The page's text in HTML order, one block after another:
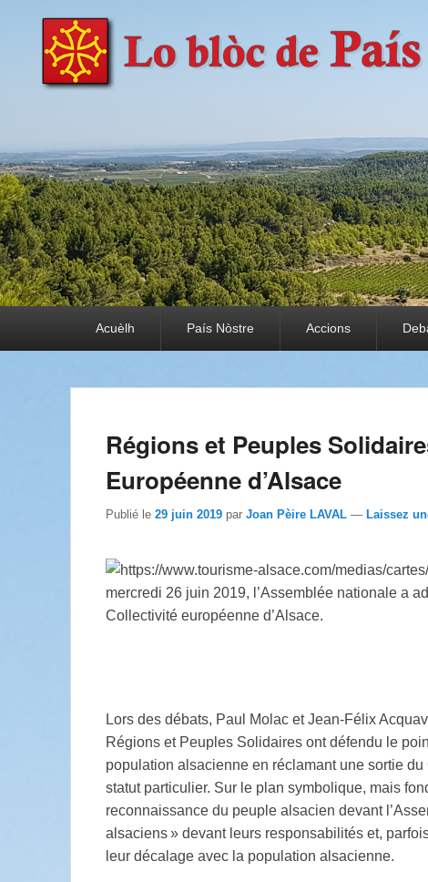
País Nòstre
Paratge e Convivència
Acuèlh País Nòstre Accions
Régions et Peuples
Européenne d’Alsace
Publié le 29 juin 2019 par Joan Pèire LAVAL — Laissez
mercredi 26 juin 2019, l’Assemblée nationale a
Collectivité européenne d’Alsace.
Lors des débats, Paul Molac et Jean-Félix
Régions et Peuples Solidaires ont défendu le
population alsacienne en réclamant une sortie
statut particulier. Sur le plan symbolique, mais
reconnaissance du peuple alsacien devant
alsaciens » devant leurs responsabilités et,
leur décalage avec la population alsacienne.